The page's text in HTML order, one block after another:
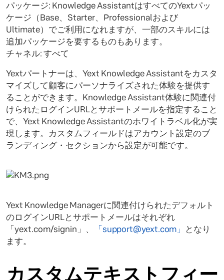
パッケージ: Knowledge AssistantはすべてのYextパッ
ケージ（Base、Starter、Professionalおよび
Ultimate）でご利用になれますが、一部のスキルには
追加パッケージを要するものもあります。
チャネル: すべて
Yextパートナーは、Yext Knowledge Assistantをカスタ
マイズして顧客にパーソナライズされた体験を提供す
ることができます。Knowledge Assistant体験に関連付
けられたログインURLとサポートメールを指定すること
で、Yext Knowledge Assistantのホワイトラベル化が実
現します。カスタムフィールドはアカウント設定のブ
ランディング・セクションから設定が可能です。
Yext Knowledge Managerに関連付けられたデフォルト
のログインURLとサポートメールはそれぞれ
「yext.com/signin」、
「support@yext.com」
となり
ます。
カスタムテキストフィー